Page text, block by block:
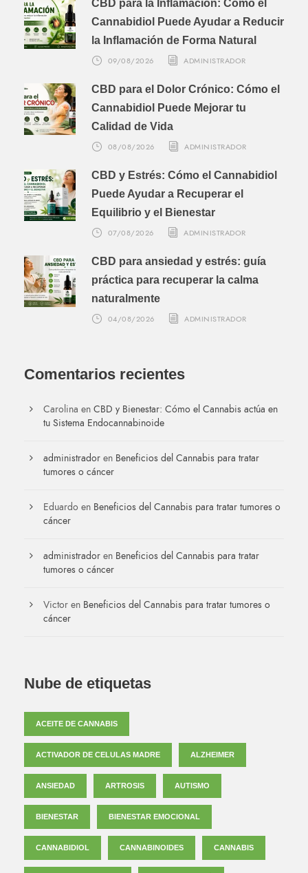
CBD para la Inflamación: Cómo el
Cannabidiol Puede Ayudar a Reducir
la Inflamación de Forma Natural
09/08/2026 ADMINISTRADOR
CBD para el Dolor Crónico: Cómo el
Cannabidiol Puede Mejorar tu
Calidad de Vida
08/08/2026 ADMINISTRADOR
CBD y Estrés: Cómo el Cannabidiol
Puede Ayudar a Recuperar el
Equilibrio y el Bienestar
07/08/2026 ADMINISTRADOR
CBD para ansiedad y estrés: guía
práctica para recuperar la calma
naturalmente
04/08/2026 ADMINISTRADOR
Comentarios recientes
Carolina en CBD y Bienestar: Cómo el Cannabis actúa en
tu Sistema Endocannabinoide
administrador en Beneficios del Cannabis para tratar
tumores o cáncer
Eduardo en Beneficios del Cannabis para tratar tumores o
cáncer
administrador en Beneficios del Cannabis para tratar
tumores o cáncer
Victor en Beneficios del Cannabis para tratar tumores o
cáncer
Nube de etiquetas
ACEITE DE CANNABIS
ACTIVADOR DE CELULAS MADRE ALZHEIMER
ANSIEDAD ARTROSIS AUTISMO
BIENESTAR BIENESTAR EMOCIONAL
CANNABIDIOL CANNABINOIDES CANNABIS